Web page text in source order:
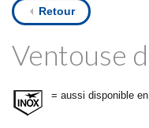
Retour
Ventouse
= aussi disponible